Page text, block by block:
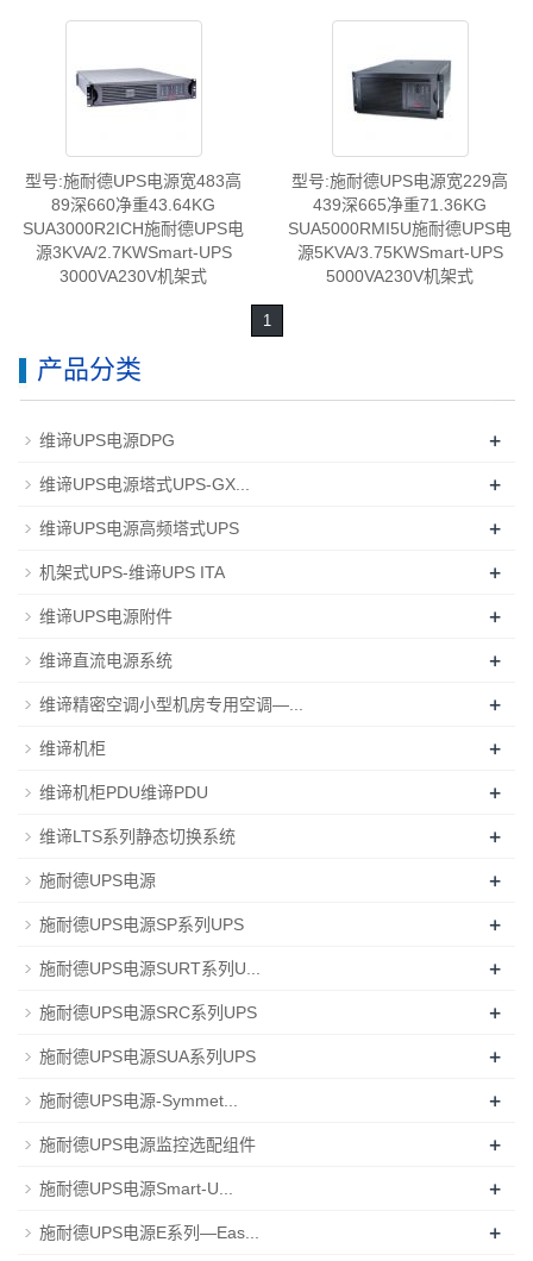
型号:施耐德UPS电源宽483高
89深660净重43.64KG
SUA3000R2ICH施耐德UPS电
源3KVA/2.7KWSmart-UPS
3000VA230V机架式
型号:施耐德UPS电源宽229高
439深665净重71.36KG
SUA5000RMI5U施耐德UPS电
源5KVA/3.75KWSmart-UPS
5000VA230V机架式
1
产品分类
维谛UPS电源DPG +
维谛UPS电源塔式UPS-GX... +
维谛UPS电源高频塔式UPS +
机架式UPS-维谛UPS ITA +
维谛UPS电源附件 +
维谛直流电源系统 +
维谛精密空调小型机房专用空调—... +
维谛机柜 +
维谛机柜PDU维谛PDU +
维谛LTS系列静态切换系统 +
施耐德UPS电源 +
施耐德UPS电源SP系列UPS +
施耐德UPS电源SURT系列U... +
施耐德UPS电源SRC系列UPS +
施耐德UPS电源SUA系列UPS +
施耐德UPS电源-Symmet... +
施耐德UPS电源监控选配组件 +
施耐德UPS电源Smart-U... +
施耐德UPS电源E系列—Eas... +